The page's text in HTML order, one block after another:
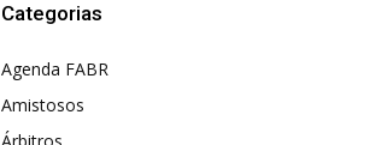
Categorias
Agenda FABR
Amistosos